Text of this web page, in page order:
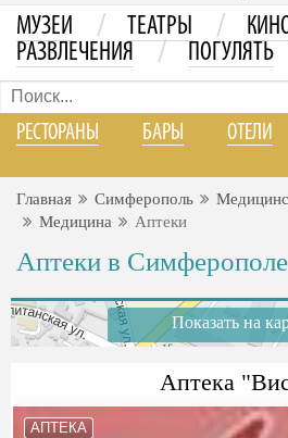
МУЗЕИ / ТЕАТРЫ /
РАЗВЛЕЧЕНИЯ / ПОГУЛЯТЬ
РЕСТОРАНЫ БАРЫ ОТЕЛИ
Главная Симферополь
Медицина
Аптеки
Аптеки в Симферополе
Показать на
Аптека
АПТЕКА